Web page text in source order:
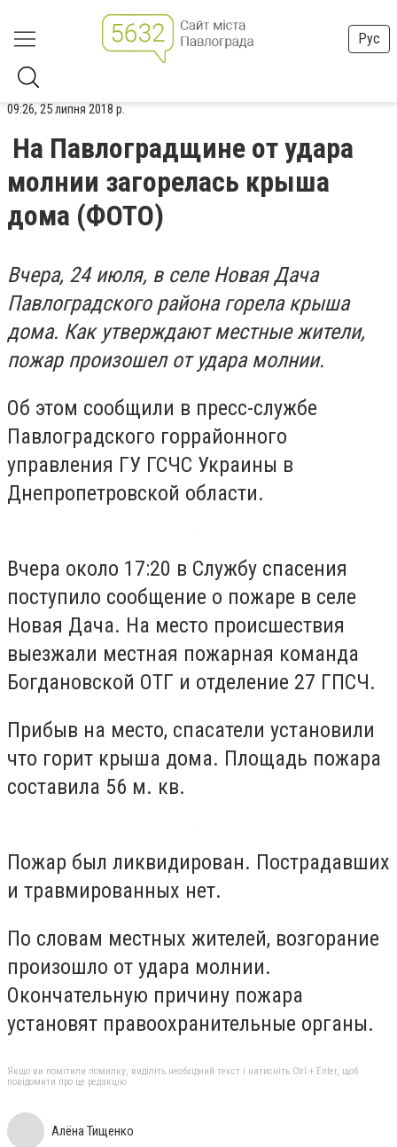
Рус
09:26, 25 липня 2018 р.
На Павлоградщине от удара
молнии загорелась крыша
дома (ФОТО)
Вчера, 24 июля, в селе Новая Дача
Павлоградского района горела крыша
дома. Как утверждают местные жители,
пожар произошел от удара молнии.
Об этом сообщили в пресс-службе
Павлоградского горрайонного
управления ГУ ГСЧС Украины в
Днепропетровской области.
Вчера около 17:20 в Службу спасения
поступило сообщение о пожаре в селе
Новая Дача. На место происшествия
выезжали местная пожарная команда
Богдановской ОТГ и отделение 27 ГПСЧ.
Прибыв на место, спасатели установили
что горит крыша дома. Площадь пожара
составила 56 м. кв.
Пожар был ликвидирован. Пострадавших
и травмированных нет.
По словам местных жителей, возгорание
произошло от удара молнии.
Окончательную причину пожара
установят правоохранительные органы.
Якщо ви помітили помилку, виділіть необхідний текст і натисніть Ctrl + Enter, щоб
повідомити про це редакцію
Алёна Тищенко